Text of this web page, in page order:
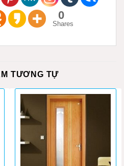
0
Shares
TƯƠNG TỰ